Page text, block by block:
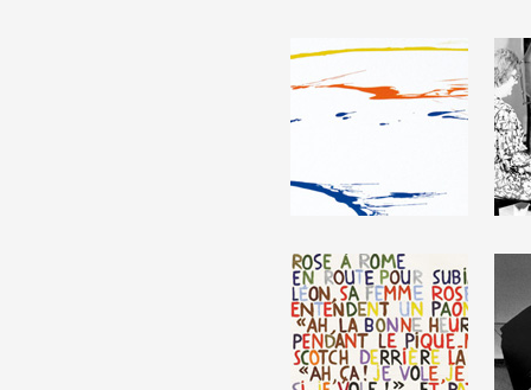
Crédits
Documentation
Visites d'ateliers